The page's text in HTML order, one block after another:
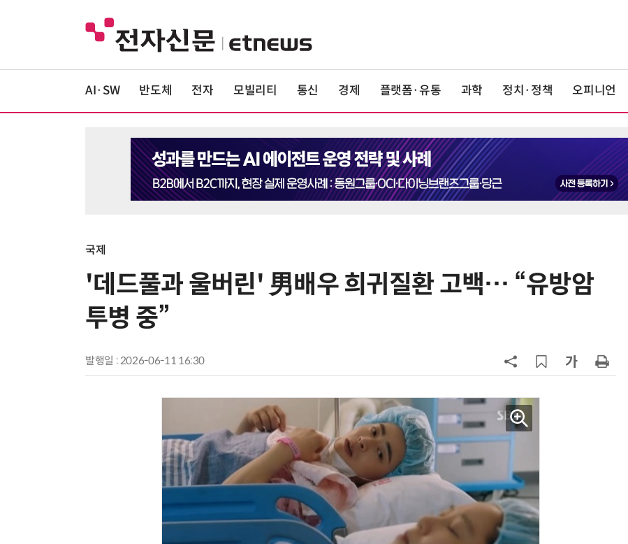
AI·SW 반도체 전자 모빌리티 통신 경제 플랫폼·유통 과학 정치·정책 오피니언
국제
'데드풀과 울버린' 男배우 희귀질환 고백… “유방암
투병 중”
발행일 : 2026-06-11 16:30
6
“韓, 향후 5년 메모리 최강국 유지…
의자 틈에 목이 낀 순간
인 인플루언서 체포… 7대 연쇄추돌
후 도망가
9
“미국에서 아기 낳아도 시민권 안준
다”… 트럼프, 원정출산 정조준
10 70년 만에 돌아온 시베리아호랑
이…카자흐스탄 야생에 풀렸다